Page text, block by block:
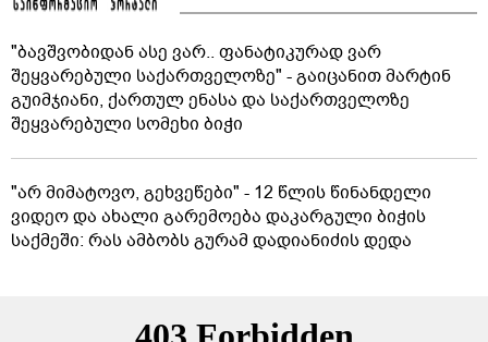
"ბავშვობიდან ასე ვარ.. ფანატიკურად ვარ
შეყვარებული საქართველოზე" - გაიცანით მარტინ
გუიმჯიანი, ქართულ ენასა და საქართველოზე
შეყვარებული სომეხი ბიჭი
"არ მიმატოვო, გეხვეწები" - 12 წლის წინანდელი
ვიდეო და ახალი გარემოება დაკარგული ბიჭის
საქმეში: რას ამბობს გურამ დადიანიძის დედა